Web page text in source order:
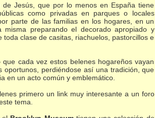
Jesús, que por lo menos en España tiene
como privadas en parques o locales
parte de las familias en los hogares, en un
preparando el decorado apropiado y
clase de casitas, riachuelos, pastorcillos e
cada vez estos belenes hogareños vayan
perdiéndose así una tradición, que
en un acto común y emblemático.
primero un link muy interesante a un foro
tema.